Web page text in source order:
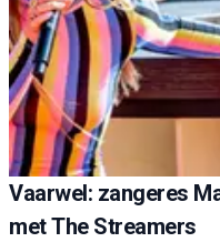
Vaarwel: zangeres
met The Streamers